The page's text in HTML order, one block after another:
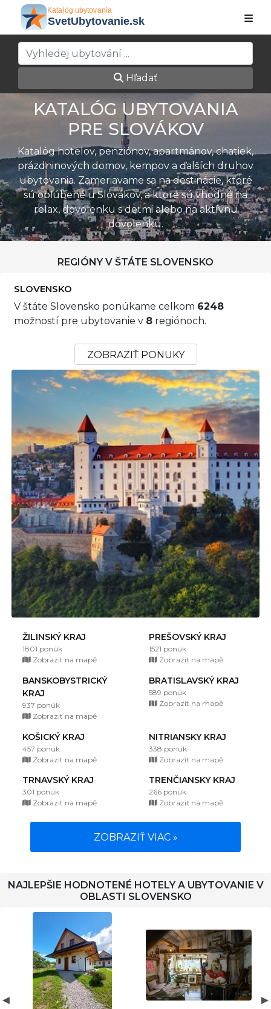
Hľadať
KATALÓG UBYTOVANIA
PRE SLOVÁKOV
Katalóg hotelov, penziónov, apartmánov, chatiek,
prázdninových domov, kempov a ďalších druhov
ubytovania. Zameriavame sa na destinácie, ktoré
sú obľúbené u Slovákov, a ktoré sú vhodné na
relax, dovolenku s deťmi alebo na aktívnu
dovolenku.
REGIÓNY V ŠTÁTE SLOVENSKO
SLOVENSKO
V štáte Slovensko ponúkame celkom 6248
možností pre ubytovanie v 8 regiónoch.
ZOBRAZIŤ PONUKY
ŽILINSKÝ KRAJ
1801 ponúk
Zobrazit na mapě
PREŠOVSKÝ KRAJ
1521 ponúk
Zobrazit na mapě
BANSKOBYSTRICKÝ
KRAJ
937 ponúk
Zobrazit na mapě
BRATISLAVSKÝ KRAJ
589 ponúk
Zobrazit na mapě
KOŠICKÝ KRAJ
457 ponúk
Zobrazit na mapě
NITRIANSKY KRAJ
338 ponúk
Zobrazit na mapě
TRNAVSKÝ KRAJ
301 ponúk
Zobrazit na mapě
TRENČIANSKY KRAJ
266 ponúk
Zobrazit na mapě
ZOBRAZIŤ VIAC »
NAJLEPŠIE HODNOTENÉ HOTELY A UBYTOVANIE V
OBLASTI SLOVENSKO